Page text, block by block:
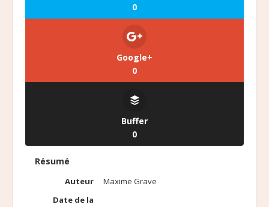
0
Google+
0
Buffer
0
Résumé
Auteur
Maxime Grave
Date de la